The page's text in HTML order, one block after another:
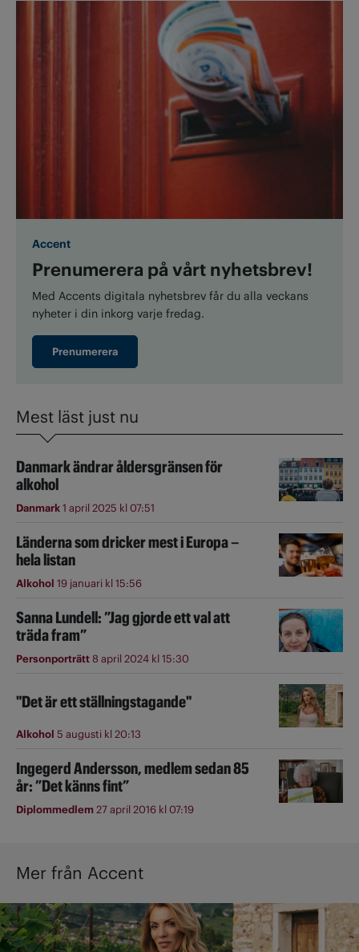
Accent
Prenumerera på vårt nyhetsbrev!
Med Accents digitala nyhetsbrev får du alla veckans
nyheter i din inkorg varje fredag.
Prenumerera
Mest läst just nu
Danmark ändrar åldersgränsen för
alkohol
Danmark1 april 2025 kl 07:51
Länderna som dricker mest i Europa –
hela listan
Alkohol 19 januari kl 15:56
Sanna Lundell: ”Jag gjorde ett val att
träda fram”
Personporträtt8 april 2024 kl 15:30
"Det är ett ställningstagande"
Alkohol 5 augusti kl 20:13
Ingegerd Andersson, medlem sedan 85
år: ”Det känns fint”
Diplommedlem27 april 2016 kl 07:19
Mer från Accent